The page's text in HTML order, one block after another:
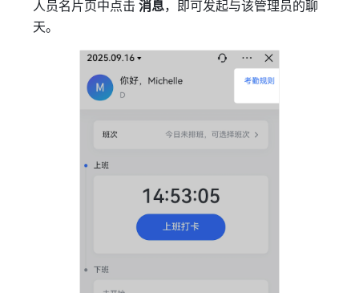
人员名片页中点击 消息，即可发起与该管理员的聊
天。